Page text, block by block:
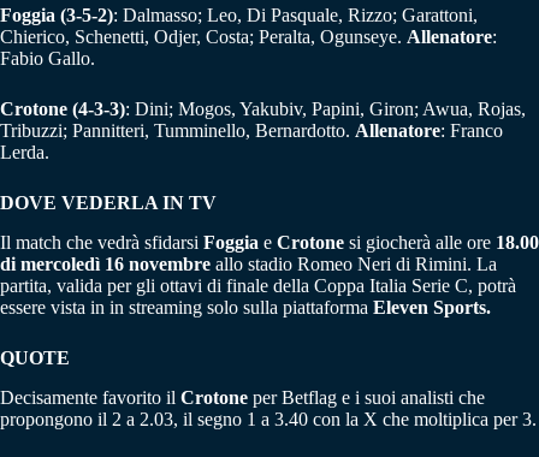
Foggia (3-5-2): Dalmasso; Leo, Di Pasquale, Rizzo; Garattoni,
Chierico, Schenetti, Odjer, Costa; Peralta, Ogunseye. Allenatore:
Fabio Gallo.
Crotone (4-3-3): Dini; Mogos, Yakubiv, Papini, Giron; Awua, Rojas,
Tribuzzi; Pannitteri, Tumminello, Bernardotto. Allenatore: Franco
Lerda.
DOVE VEDERLA IN TV
Il match che vedrà sfidarsi Foggia e Crotone si giocherà alle ore 18.00
di mercoledì 16 novembre allo stadio Romeo Neri di Rimini. La
partita, valida per gli ottavi di finale della Coppa Italia Serie C, potrà
essere vista in in streaming solo sulla piattaforma Eleven Sports.
QUOTE
Decisamente favorito il Crotone per Betflag e i suoi analisti che
propongono il 2 a 2.03, il segno 1 a 3.40 con la X che moltiplica per 3.